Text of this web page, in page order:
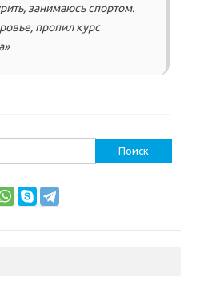
занимаюсь спортом.
пропил курс